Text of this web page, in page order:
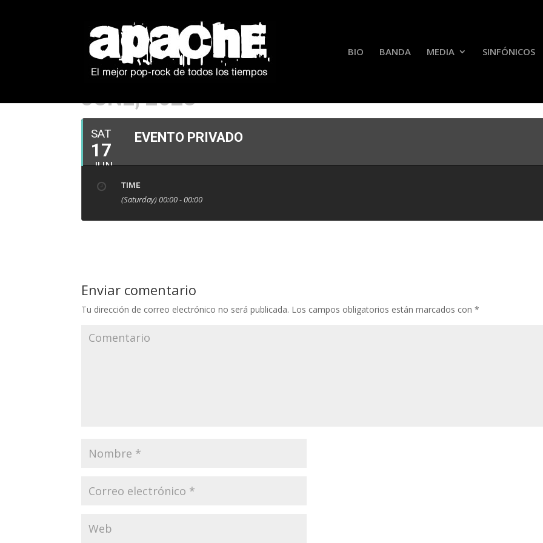
BIO BANDA MEDIA SINFÓNICOS
JUNE, 2023
SAT
17
JUN
EVENTO PRIVADO
TIME
(Saturday) 00:00 - 00:00
Enviar comentario
Tu dirección de correo electrónico no será publicada. Los campos obligatorios están marcados con*